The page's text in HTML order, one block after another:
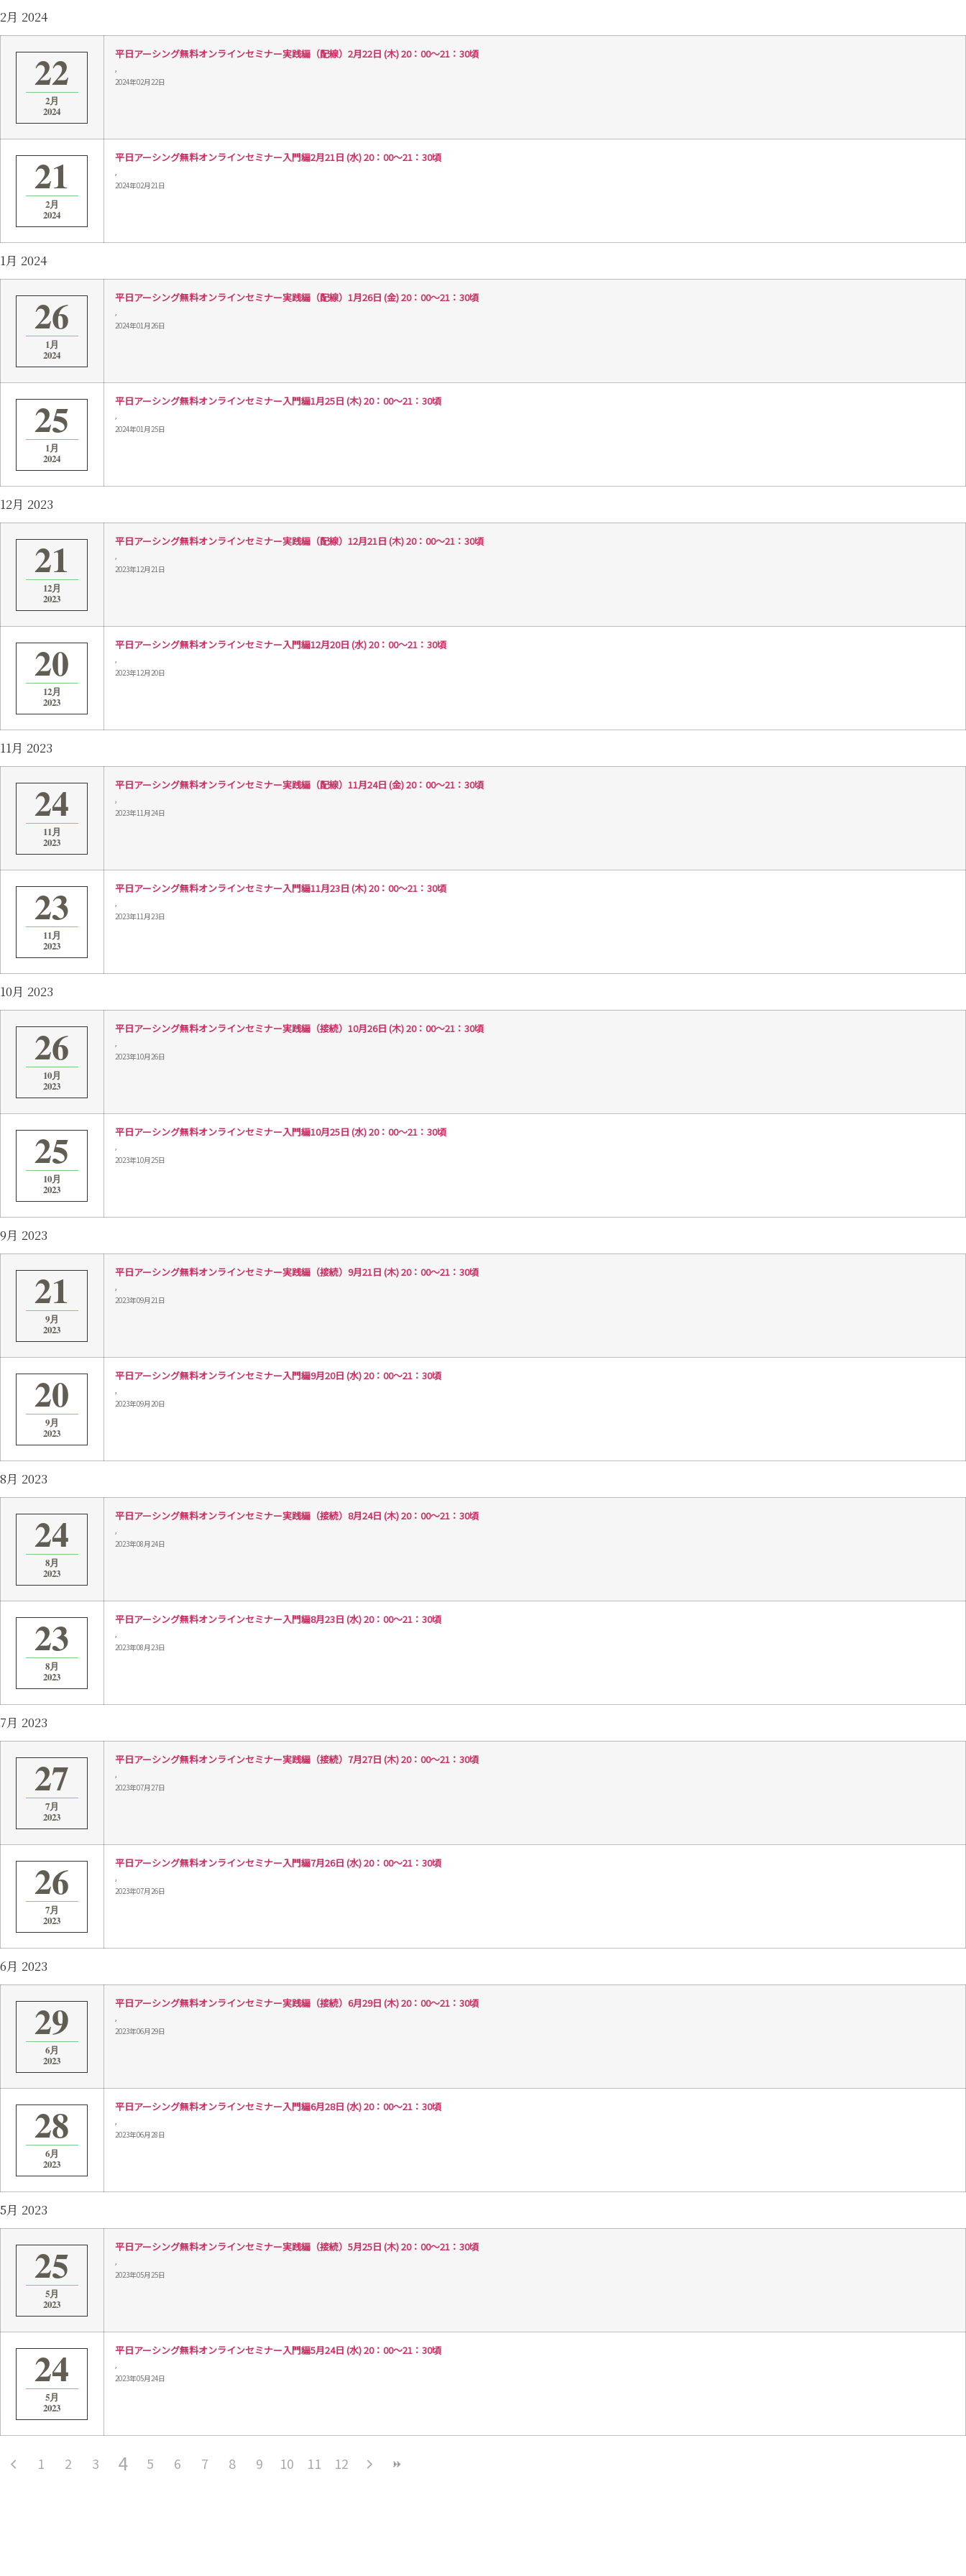
2月 2024
22
2月
2024
平日アーシング無料オンラインセミナー実践編（配線）2月22日 (木) 20：00～21：30頃
,
2024年02月22日
21
2月
2024
平日アーシング無料オンラインセミナー入門編2月21日 (水) 20：00～21：30頃
,
2024年02月21日
1月 2024
26
1月
2024
平日アーシング無料オンラインセミナー実践編（配線）1月26日 (金) 20：00～21：30頃
,
2024年01月26日
25
1月
2024
平日アーシング無料オンラインセミナー入門編1月25日 (木) 20：00～21：30頃
,
2024年01月25日
12月 2023
21
12月
2023
平日アーシング無料オンラインセミナー実践編（配線）12月21日 (木) 20：00～21：30頃
,
2023年12月21日
20
12月
2023
平日アーシング無料オンラインセミナー入門編12月20日 (水) 20：00～21：30頃
,
2023年12月20日
11月 2023
24
11月
2023
平日アーシング無料オンラインセミナー実践編（配線）11月24日 (金) 20：00～21：30頃
,
2023年11月24日
23
11月
2023
平日アーシング無料オンラインセミナー入門編11月23日 (木) 20：00～21：30頃
,
2023年11月23日
10月 2023
26
10月
2023
平日アーシング無料オンラインセミナー実践編（接続）10月26日 (木) 20：00～21：30頃
,
2023年10月26日
25
10月
2023
平日アーシング無料オンラインセミナー入門編10月25日 (水) 20：00～21：30頃
,
2023年10月25日
9月 2023
21
9月
2023
平日アーシング無料オンラインセミナー実践編（接続）9月21日 (木) 20：00～21：30頃
,
2023年09月21日
20
9月
2023
平日アーシング無料オンラインセミナー入門編9月20日 (水) 20：00～21：30頃
,
2023年09月20日
8月 2023
24
8月
2023
平日アーシング無料オンラインセミナー実践編（接続）8月24日 (木) 20：00～21：30頃
,
2023年08月24日
23
8月
2023
平日アーシング無料オンラインセミナー入門編8月23日 (水) 20：00～21：30頃
,
2023年08月23日
7月 2023
27
7月
2023
平日アーシング無料オンラインセミナー実践編（接続）7月27日 (木) 20：00～21：30頃
,
2023年07月27日
26
7月
2023
平日アーシング無料オンラインセミナー入門編7月26日 (水) 20：00～21：30頃
,
2023年07月26日
6月 2023
29
6月
2023
平日アーシング無料オンラインセミナー実践編（接続）6月29日 (木) 20：00～21：30頃
,
2023年06月29日
28
6月
2023
平日アーシング無料オンラインセミナー入門編6月28日 (水) 20：00～21：30頃
,
2023年06月28日
5月 2023
25
5月
2023
平日アーシング無料オンラインセミナー実践編（接続）5月25日 (木) 20：00～21：30頃
,
2023年05月25日
24
5月
2023
平日アーシング無料オンラインセミナー入門編5月24日 (水) 20：00～21：30頃
,
2023年05月24日
1 2 3 4 5 6 7 8 9 10 11 12